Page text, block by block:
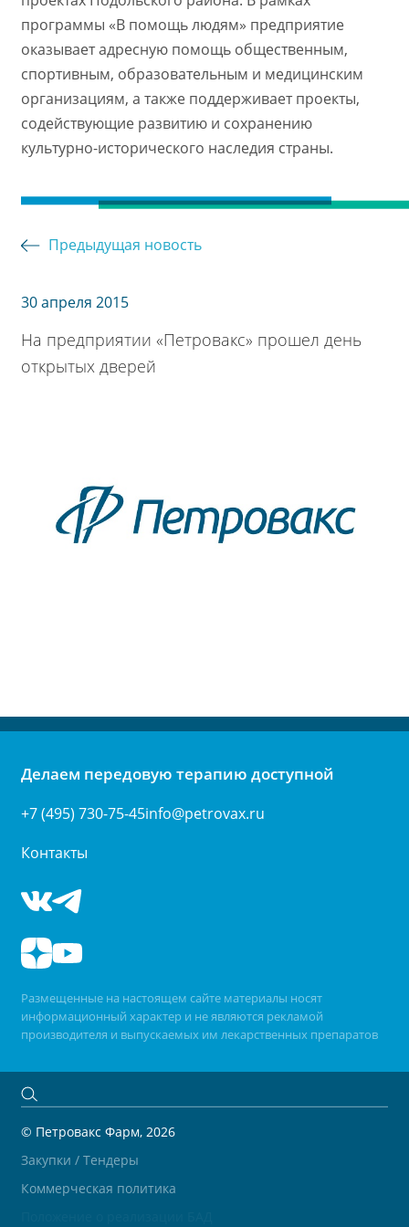
программы «В помощь людям» предприятие
оказывает адресную помощь общественным,
спортивным, образовательным и медицинским
организациям, а также поддерживает проекты,
содействующие развитию и сохранению
культурно-исторического наследия страны.
Предыдущая новость
30 апреля 2015
На предприятии «Петровакс» прошел день
открытых дверей
Делаем передовую терапию доступной
+7 (495) 730-75-45info@petrovax.ru
Контакты
Размещенные на настоящем сайте материалы носят
информационный характер и не являются рекламой
производителя и выпускаемых им лекарственных препаратов
© Петровакс Фарм, 2026
Закупки / Тендеры
Коммерческая политика